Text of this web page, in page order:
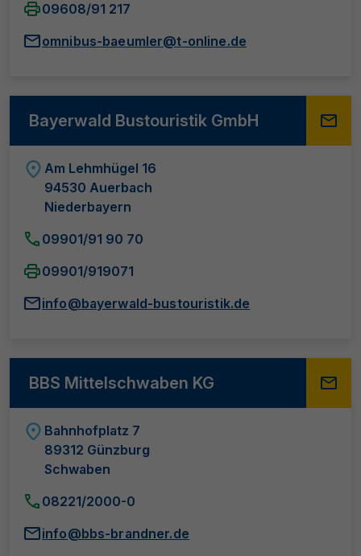
09608/91 217
omnibus-baeumler@t-online.de
Bayerwald Bustouristik GmbH
Am Lehmhügel 16
94530 Auerbach
Niederbayern
09901/91 90 70
09901/919071
info@bayerwald-bustouristik.de
BBS Mittelschwaben KG
Bahnhofplatz 7
89312 Günzburg
Schwaben
08221/2000-0
info@bbs-brandner.de